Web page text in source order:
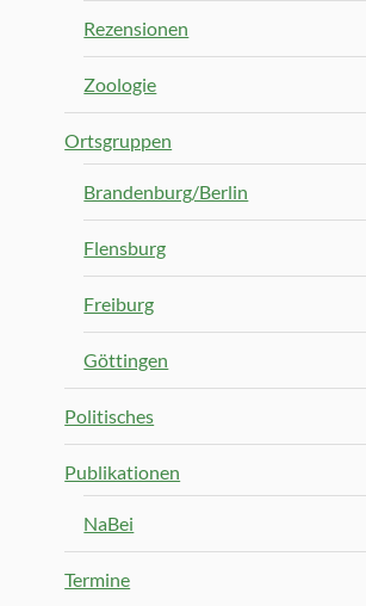
Rezensionen
Zoologie
Ortsgruppen
Brandenburg/Berlin
Flensburg
Freiburg
Göttingen
Politisches
Publikationen
NaBei
Termine